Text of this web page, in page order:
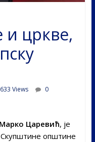
цркве,
Views
0
Марко Царевић, је
општине